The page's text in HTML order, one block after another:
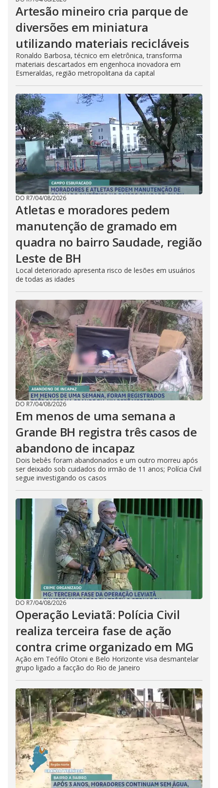
Artesão mineiro cria parque de
diversões em miniatura
utilizando materiais recicláveis
Ronaldo Barbosa, técnico em eletrônica, transforma
materiais descartados em engenhoca inovadora em
Esmeraldas, região metropolitana da capital
DO R7/04/08/2026
Atletas e moradores pedem
manutenção de gramado em
quadra no bairro Saudade, região
Leste de BH
Local deteriorado apresenta risco de lesões em usuários
de todas as idades
DO R7/04/08/2026
Em menos de uma semana a
Grande BH registra três casos de
abandono de incapaz
Dois bebês foram abandonados e um outro morreu após
ser deixado sob cuidados do irmão de 11 anos; Polícia Cívil
segue investigando os casos
DO R7/04/08/2026
Operação Leviatã: Polícia Civil
realiza terceira fase de ação
contra crime organizado em MG
Ação em Teófilo Otoni e Belo Horizonte visa desmantelar
grupo ligado a facção do Rio de Janeiro